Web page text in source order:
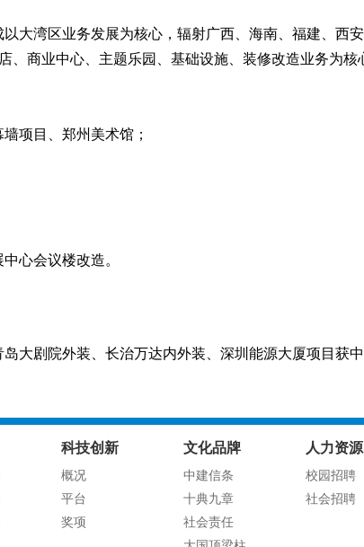
湾区业务发展为核心，辐射广西、海南、福建、西
商业中心、主题乐园、基础设施、装修改造业务为核
项目、郑州美术馆；
心会议楼改造。
剧院外装、长治万达内外装、深圳能源大厦项目获
科技创新
概况
平台
奖项
文化品牌
中建信条
十典九章
社会责任
人力资源
校园招聘
社会招聘